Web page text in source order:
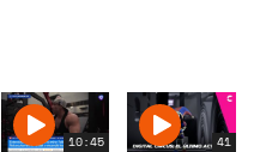
10:45 41